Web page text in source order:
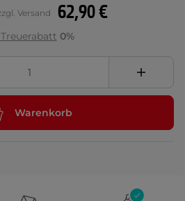
62,90 €
Versand
0%
Warenkorb